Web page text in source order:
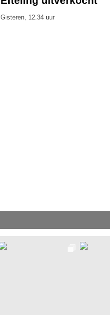
Gisteren, 12.34 uur